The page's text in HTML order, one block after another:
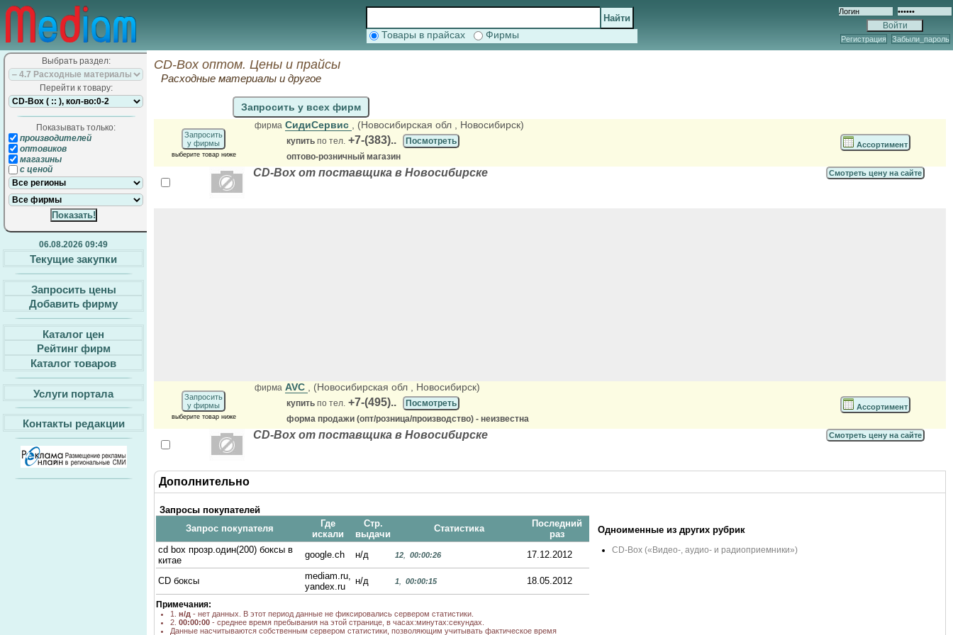
Товары в прайсах Фирмы Регистрация Забыли_пароль
Выбрать раздел:
Перейти к товару:
Показывать только:
производителей
оптовиков
магазины
с ценой
06.08.2026 09:49
Текущие закупки
Запросить цены
Добавить фирму
Каталог цен
Рейтинг фирм
Каталог товаров
Услуги портала
Контакты редакции
CD-Box оптом. Цены и прайсы
Расходные материалы и другое
Запросить у всех фирм
Запросить
у фирмы
выберите товар ниже
фирма СидиСервис , (Новосибирская обл , Новосибирск)
купить по тел. +7-(383)..
Посмотреть
оптово-розничный магазин
Ассортимент
CD-Box от поставщика в Новосибирске Смотреть цену на сайте
Запросить
у фирмы
выберите товар ниже
фирма AVC , (Новосибирская обл , Новосибирск)
купить по тел. +7-(495)..
Посмотреть
форма продажи (опт/розница/производство) - неизвестна
Ассортимент
CD-Box от поставщика в Новосибирске Смотреть цену на сайте
Дополнительно
Запросы покупателей
Запрос покупателя
Где
искали
Стр.
выдачи
Статистика
Последний
раз
cd box прозр.один(200) боксы в
китае
google.ch н/д 12 00:00:26 17.12.2012
CD боксы
mediam.ru,
yandex.ru
н/д 1 00:00:15 18.05.2012
Примечания:
1. н/д - нет данных. В этот период данные не фиксировались сервером статистики.
2. 00:00:00 - среднее время пребывания на этой странице, в часах:минутах:секундах.
Данные насчитываются собственным сервером статистики, позволяющим учитывать фактическое время
Одноименные из других рубрик
CD-Box («Видео-, аудио- и радиоприемники»)